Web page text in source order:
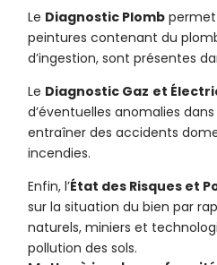
Le Diagnostic Plomb permet
peintures contenant du
d’ingestion, sont présentes
Le Diagnostic Gaz et
d’éventuelles anomalies
entraîner des accidents
incendies.
Enfin, l’État des Risques et
sur la situation du bien par
naturels, miniers et
pollution des sols.